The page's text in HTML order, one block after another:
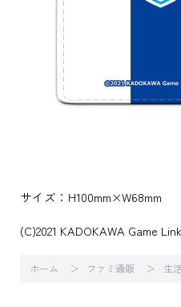
サイズ：H100mm×W68mm
(C)2021 KADOKAWA Game
ホーム ファミ通販 生